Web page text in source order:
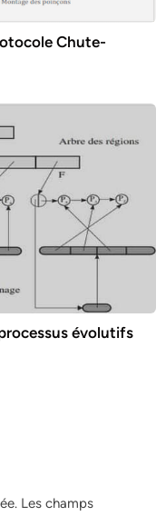
Chute-
évolutifs
Les champs